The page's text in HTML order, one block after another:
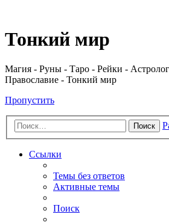
Тонкий мир
Магия - Руны - Таро - Рейки -
Православие - Тонкий мир
Пропустить
Поиск
Ссылки
Темы без ответов
Активные темы
Поиск